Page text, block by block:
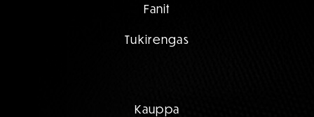
Fanit
Tukirengas
Kauppa